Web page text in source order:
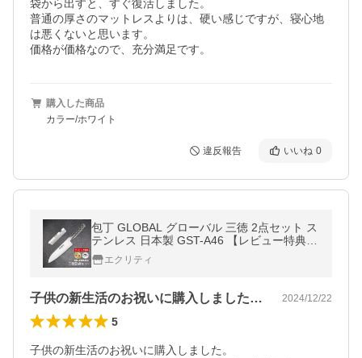
袋から出すと、すぐ復活しました。
普通の厚さのマットレスよりは、硬い感じですが、寝心地
は悪くないと思います。
価格が価格なので、充分満足です。
購入した商品
カラー/ホワイト
違反報告 いいね 0
包丁 GLOBAL グローバル 三徳 2点セット ス
テンレス 日本製 GST-A46 【レビュー特典】
ラッピング無料
エクリティ
子供の新生活のお祝いに購入しました。今… 2024/12/22
5
子供の新生活のお祝いに購入しました。